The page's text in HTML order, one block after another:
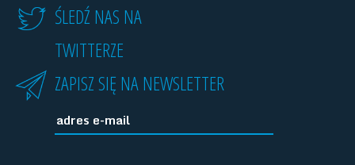
ŚLEDŹ NAS NA
TWITTERZE
ZAPISZ SIĘ NA NEWSLETTER